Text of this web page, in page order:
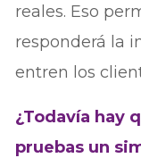
reales. Eso
responderá la
entren los
¿Todavía hay
pruebas un